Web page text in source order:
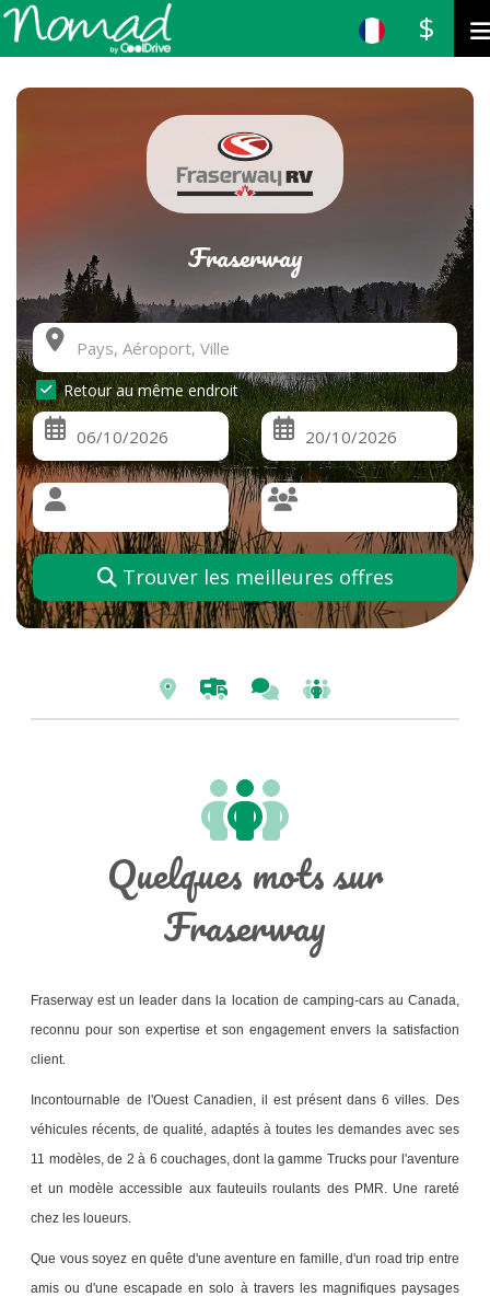
$
Fraserway
Retour au même endroit
Trouver les meilleures offres
Quelques mots sur
Fraserway
Fraserway est un leader dans la location de camping-cars au Canada,
reconnu pour son expertise et son engagement envers la satisfaction
client.
Incontournable de l'Ouest Canadien, il estprésentdans 6 villes. Des
véhicules récents, de qualité, adaptés à toutes les demandes avec ses
11 modèles, de 2 à 6 couchages, dont la gamme Trucks pour l'aventure
et un modèle accessible aux fauteuils roulants des PMR. Une rareté
chez les loueurs.
Que vous soyez en quête d'une aventure en famille, d'un road trip entre
amis ou d'une escapade en solo à travers les magnifiques paysages